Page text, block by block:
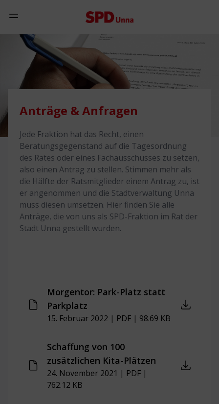
Mobiles Menü anzeigen
Anträge & Anfragen
Jede Fraktion hat das Recht, einen
Beratungsgegenstand auf die Tagesordnung
des Rates oder eines Fachausschusses zu setzen,
also einen Antrag zu stellen. Stimmen mehr als
die Hälfte der Ratsmitglieder einem Antrag zu, ist
er angenommen und die Stadtverwaltung Unna
muss diesen umsetzen. Hier finden Sie alle
Anträge, die von uns als SPD-Fraktion im Rat der
Stadt Unna gestellt wurden.
Morgentor: Park-Platz statt
Parkplatz
15. Februar 2022 | PDF | 98.69 KB
Schaffung von 100
zusätzlichen Kita-Plätzen
24. November 2021 | PDF |
762.12 KB